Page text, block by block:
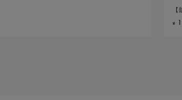
¥
¥
¥
¥
¥
¥
¥
¥
¥